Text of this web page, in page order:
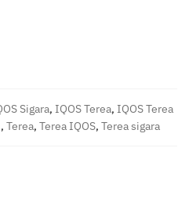
Sigara, IQOS Terea, IQOS Terea
, Terea, Terea IQOS, Terea sigara